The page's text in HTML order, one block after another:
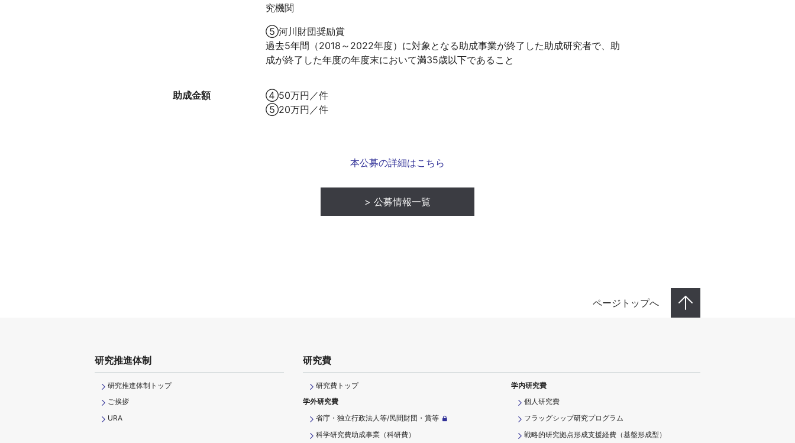
FAQ、支出可否一覧
終了事業
究機関
⑤河川財団奨励賞
過去5年間（2018～2022年度）に対象となる助成事業が終了した助成研究者で、助
成が終了した年度の年度末において満35歳以下であること
助成金額
④50万円／件
⑤20万円／件
本公募の詳細はこちら
公募情報一覧
ページトップへ
研究推進体制
研究推進体制トップ
ご挨拶
URA
研究費
研究費トップ
学外研究費
省庁・独立行政法人等/民間財団・賞等
科学研究費助成事業（科研費）
学内研究費
個人研究費
フラッグシップ研究プログラム
戦略的研究拠点形成支援経費（基盤形成型）